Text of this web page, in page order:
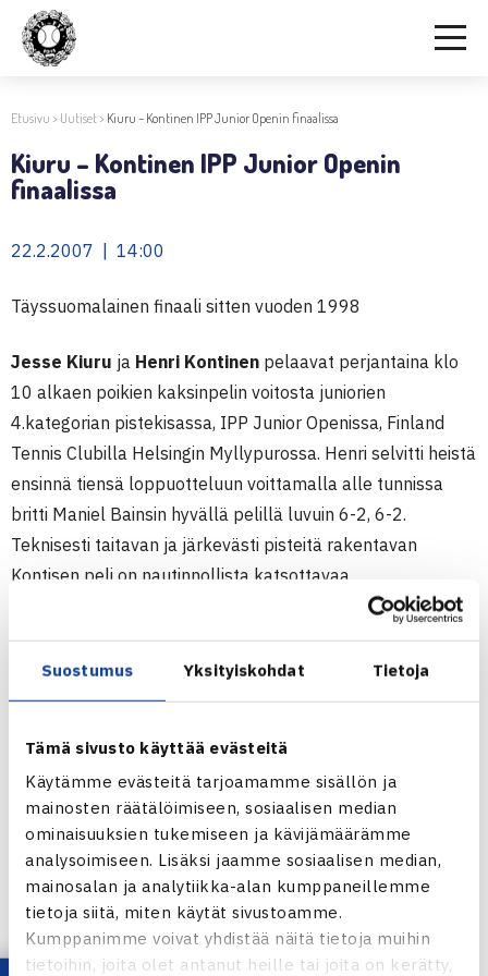
Suostumus Yksityiskohdat Tietoja
Tämä sivusto käyttää evästeitä
Käytämme evästeitä tarjoamamme sisällön ja
mainosten räätälöimiseen, sosiaalisen median
ominaisuuksien tukemiseen ja kävijämäärämme
analysoimiseen. Lisäksi jaamme sosiaalisen median,
mainosalan ja analytiikka-alan kumppaneillemme
tietoja siitä, miten käytät sivustoamme.
Kumppanimme voivat yhdistää näitä tietoja muihin
tietoihin, joita olet antanut heille tai joita on kerätty,
Etusivu > Uutiset> Kiuru – Kontinen IPP Junior Openin finaalissa
Kiuru – Kontinen IPP Junior Openin
finaalissa
22.2.2007 | 14:00
Täyssuomalainen finaali sitten vuoden 1998
Jesse Kiuru ja Henri Kontinen pelaavat perjantaina klo
10 alkaen poikien kaksinpelin voitosta juniorien
4.kategorian pistekisassa, IPP Junior Openissa, Finland
Tennis Clubilla Helsingin Myllypurossa. Henri selvitti heistä
ensinnä tiensä loppuotteluun voittamalla alle tunnissa
britti Maniel Bainsin hyvällä pelillä luvuin 6-2, 6-2.
Teknisesti taitavan ja järkevästi pisteitä rakentavan
Kontisen peli on nautinnollista katsottavaa.
Kiurun ja Henri Laaksosen välieräottelussa ratkaisu syntyi
vasta kolmannessa erässä, jonka Kiuru voitti 6-1, samoin
luvuin kuin ensimmäisenkin erän. Toinen erä meni
Laaksoselle 7-5. Ottelu kesti 2 h 6 min.
Smash Open – nähtiin täyssuomalainen finaali vuonna
1998. Timo Nieminen voitti Lauri Kiiskin 6-3, 6-4. Tyttöjen
finaalissa ovat karsinnoista pitkän matkan tullut
Barcelonassa asuva australialainen Johanna Konta, 15v,
sekä sijoittamaton moskovalainen Anastasia
Mukhametova, 14v. Ottelu alkaa klo 11.
Turnauksen järjestää Smash-Tennis.